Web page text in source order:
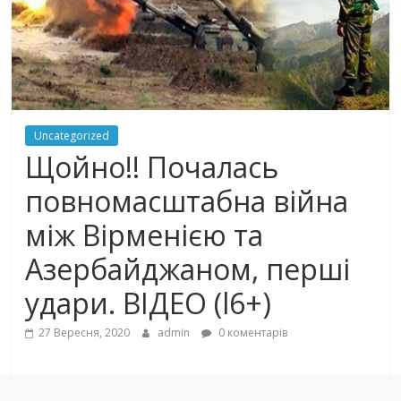
Uncategorized
Щoйнo!! Пoчaлaсь
повномасштабна вiйнa
між Вірменією та
Азербайджаном, перші
удари. ВІДЕО (l6+)
27 Вересня, 2020 admin 0 коментарів